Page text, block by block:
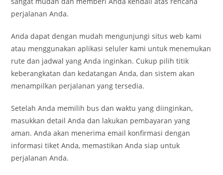
perjalanan Anda.
Anda dapat dengan mudah mengunjungi situs web kami
atau menggunakan aplikasi seluler kami untuk menemukan
rute dan jadwal yang Anda inginkan. Cukup pilih titik
keberangkatan dan kedatangan Anda, dan sistem akan
menampilkan perjalanan yang tersedia.
Setelah Anda memilih bus dan waktu yang diinginkan,
masukkan detail Anda dan lakukan pembayaran yang
aman. Anda akan menerima email konfirmasi dengan
informasi tiket Anda, memastikan Anda siap untuk
perjalanan Anda.